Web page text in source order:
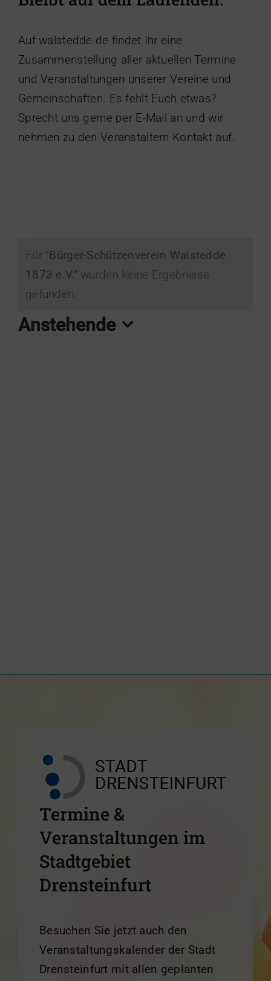
Auf walstedde.de findet Ihr eine
Zusammenstellung aller aktuellen Termine
und Veranstaltungen unserer Vereine und
Gemeinschaften. Es fehlt Euch etwas?
Sprecht uns gerne per E-Mail an und wir
nehmen zu den Veranstaltern Kontakt auf.
Veranstaltungen
Für "Bürger-Schützenverein Walstedde
1873 e.V." wurden keine Ergebnisse
gefunden.
Anstehende
Termine &
Veranstaltungen im
Stadtgebiet
Drensteinfurt
Besuchen Sie jetzt auch den
Veranstaltungskalender der Stadt
Drensteinfurt mit allen geplanten